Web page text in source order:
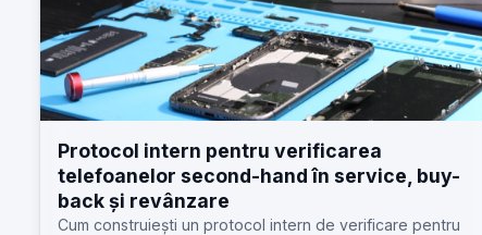
Protocol intern pentru verificarea
telefoanelor second-hand în service, buy-
back și revânzare
Cum construiești un protocol intern de verificare pentru